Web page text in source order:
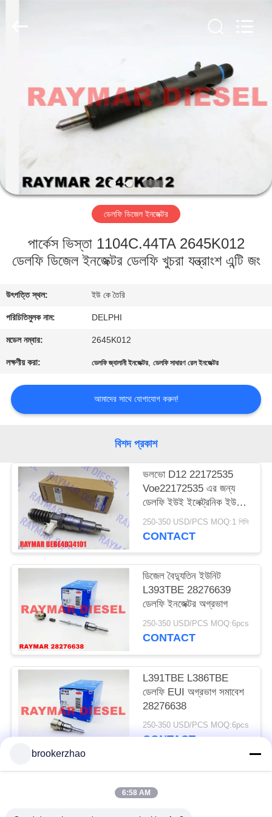
সম্পর্কে
কারখানা
মান
যোগাযোগ
করুন
উদ্ধৃতির
জন্য
আবেদন
সাইট
ম্যাপ
PRIVACY
POLICY
ডেলফি ডিজেল ইনজেক্টর
পার্কেস ভিস্তা 1104C.44TA 2645K012
ডেলফি ডিজেল ইনজেক্টর ডেলফি খুচরা যন্ত্রাংশ এন্টি জং
উৎপত্তি স্থল: ইউ কে তৈরি
পরিচিতিমুলক নাম: DELPHI
মডেল নম্বার: 2645K012
লক্ষণীয় করা: ডেলফি জ্বালানী ইনজেক্টর,ডেলফি সাধারণ রেল ইনজেক্টর
আমাদের সাথে যোগাযোগ করুন!
বিশদ প্রকাশ
ভলভো D12 22172535
Voe22172535 এর জন্য
ডেলফি ইউই ইলেক্ট্রনিক ইউনিট
ইনজেক্টর BEBE4D34101
250-350 USD/PCS MOQ:1 পিসি
CONTACT
ডিজেল বৈদ্যুতিন ইউনিট
L393TBE 28276639
ডেলফি ইনজেক্টর অগ্রভাগ
250-350 USD/PCS MOQ:6pcs
CONTACT
L391TBE L386TBE
ডেলফি EUI অগ্রভাগ সমাবেশ
28276638
250-350 USD/PCS MOQ:6pcs
CONTACT
brookerzhao
6:58 AM